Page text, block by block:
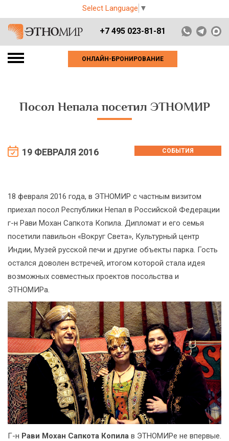
Select Language ▼
+7 495 023-81-81
ОНЛАЙН-БРОНИРОВАНИЕ
Посол Непала посетил ЭТНОМИР
19 ФЕВРАЛЯ 2016 СОБЫТИЯ
18 февраля 2016 года, в ЭТНОМИР с частным визитом
приехал посол Республики Непал в Российской Федерации
г-н Рави Мохан Сапкота Копила. Дипломат и его семья
посетили павильон «Вокруг Света», Культурный центр
Индии, Музей русской печи и другие объекты парка. Гость
остался доволен встречей, итогом которой стала идея
возможных совместных проектов посольства и
ЭТНОМИРа.
Г-н Рави Мохан Сапкота Копила в ЭТНОМИРе не впервые.